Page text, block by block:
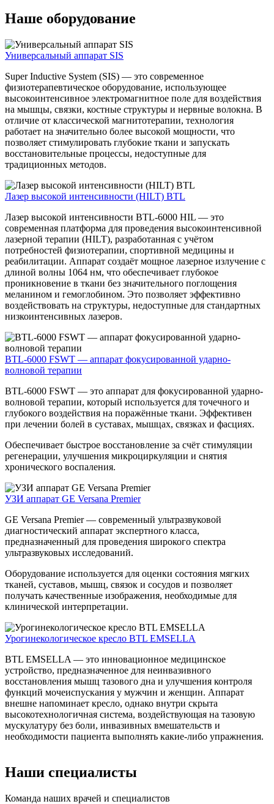
Наше оборудование
Универсальный аппарат SIS
Super Inductive System (SIS) — это современное
физиотерапевтическое оборудование, использующее
высокоинтенсивное электромагнитное поле для воздействия
на мышцы, связки, костные структуры и нервные волокна. В
отличие от классической магнитотерапии, технология
работает на значительно более высокой мощности, что
позволяет стимулировать глубокие ткани и запускать
восстановительные процессы, недоступные для
традиционных методов.
Лазер высокой интенсивности (HILT) BTL
Лазер высокой интенсивности BTL-6000 HIL — это
современная платформа для проведения высокоинтенсивной
лазерной терапии (HILT), разработанная с учётом
потребностей физиотерапии, спортивной медицины и
реабилитации. Аппарат создаёт мощное лазерное излучение с
длиной волны 1064 нм, что обеспечивает глубокое
проникновение в ткани без значительного поглощения
меланином и гемоглобином. Это позволяет эффективно
воздействовать на структуры, недоступные для стандартных
низкоинтенсивных лазеров.
BTL-6000 FSWT — аппарат фокусированной ударно-
волновой терапии
BTL-6000 FSWT — это аппарат для фокусированной ударно-
волновой терапии, который используется для точечного и
глубокого воздействия на поражённые ткани. Эффективен
при лечении болей в суставах, мышцах, связках и фасциях.
Обеспечивает быстрое восстановление за счёт стимуляции
регенерации, улучшения микроциркуляции и снятия
хронического воспаления.
УЗИ аппарат GE Versana Premier
GE Versana Premier — современный ультразвуковой
диагностический аппарат экспертного класса,
предназначенный для проведения широкого спектра
ультразвуковых исследований.
Оборудование используется для оценки состояния мягких
тканей, суставов, мышц, связок и сосудов и позволяет
получать качественные изображения, необходимые для
клинической интерпретации.
Урогинекологическое кресло BTL EMSELLA
BTL EMSELLA — это инновационное медицинское
устройство, предназначенное для неинвазивного
восстановления мышц тазового дна и улучшения контроля
функций мочеиспускания у мужчин и женщин. Аппарат
внешне напоминает кресло, однако внутри скрыта
высокотехнологичная система, воздействующая на тазовую
мускулатуру без боли, инвазивных вмешательств и
необходимости пациента выполнять какие-либо упражнения.
Наши специалисты
Команда наших врачей и специалистов